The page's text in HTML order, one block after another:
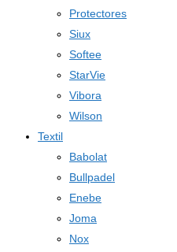
Protectores
Siux
Softee
StarVie
Vibora
Wilson
Textil
Babolat
Bullpadel
Enebe
Joma
Nox